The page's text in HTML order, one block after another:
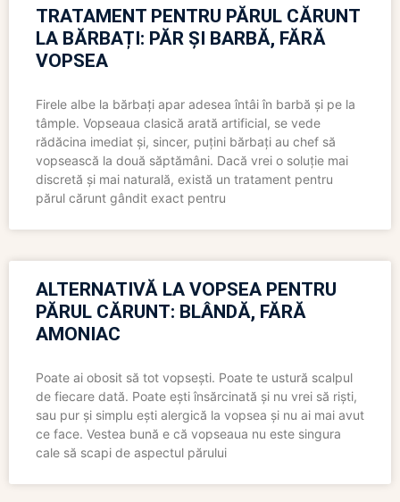
TRATAMENT PENTRU PĂRUL CĂRUNT
LA BĂRBAȚI: PĂR ȘI BARBĂ, FĂRĂ
VOPSEA
Firele albe la bărbați apar adesea întâi în barbă și pe la
tâmple. Vopseaua clasică arată artificial, se vede
rădăcina imediat și, sincer, puțini bărbați au chef să
vopsească la două săptămâni. Dacă vrei o soluție mai
discretă și mai naturală, există un tratament pentru
părul cărunt gândit exact pentru
ALTERNATIVĂ LA VOPSEA PENTRU
PĂRUL CĂRUNT: BLÂNDĂ, FĂRĂ
AMONIAC
Poate ai obosit să tot vopsești. Poate te ustură scalpul
de fiecare dată. Poate ești însărcinată și nu vrei să riști,
sau pur și simplu ești alergică la vopsea și nu ai mai avut
ce face. Vestea bună e că vopseaua nu este singura
cale să scapi de aspectul părului